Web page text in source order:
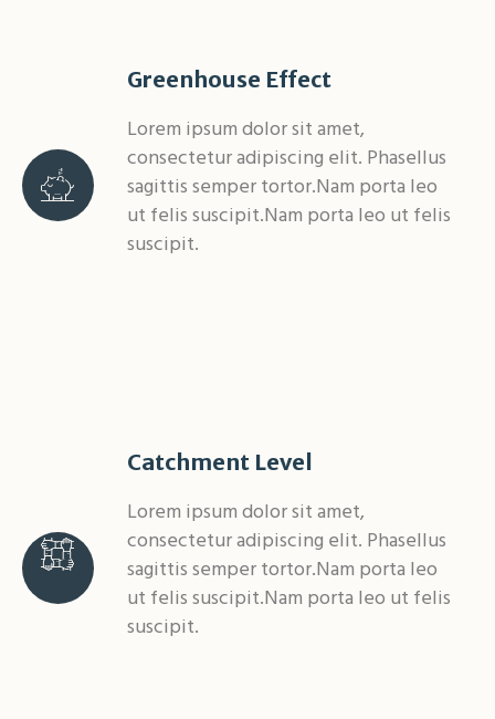
Greenhouse Effect
Lorem ipsum dolor sit amet,
consectetur adipiscing elit. Phasellus
sagittis semper tortor.Nam porta leo
ut felis suscipit.Nam porta leo ut felis
suscipit.
Catchment Level
Lorem ipsum dolor sit amet,
consectetur adipiscing elit. Phasellus
sagittis semper tortor.Nam porta leo
ut felis suscipit.Nam porta leo ut felis
suscipit.